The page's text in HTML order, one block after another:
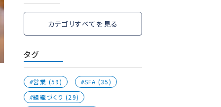
カテゴリすべてを見る
タグ
営業 (59)
SFA (35)
組織づくり (29)